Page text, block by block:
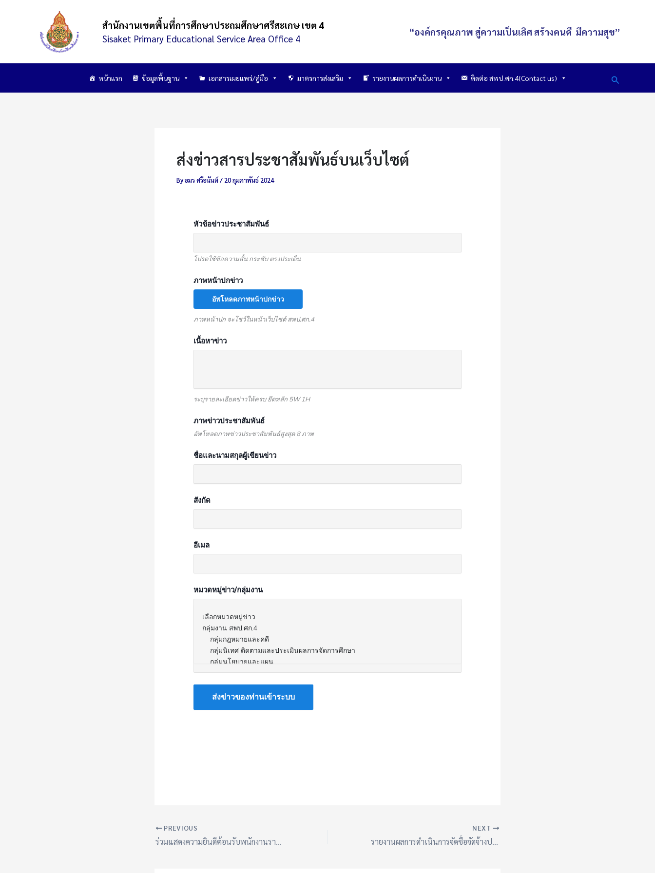
สำนักงานเขตพื้นที่การศึกษาประถมศึกษาศรีสะเกษ เขต 4
Sisaket Primary Educational Service Area Office 4
“องค์กรคุณภาพ สู่ความเป็นเลิศสร้างคนดี มีความสุข”
หน้าแรก ข้อมูลพื้นฐาน เอกสารเผยแพร่/คู่มือ มาตรการส่งเสริม รายงานผลการดำเนินงาน ติดต่อ สพป.ศก.4(Contact us) Search
ส่งข่าวสารประชาสัมพันธ์บนเว็บไซต์
Byอมร ศรีอนันต์/ 20 กุมภาพันธ์ 2024
หัวข้อข่าวประชาสัมพันธ์
โปรดใช้ข้อความสั้น กระชับ ตรงประเด็น
ภาพหน้าปกข่าว
อัพโหลดภาพหน้าปกข่าว
ภาพหน้าปก จะโชว์ในหน้าเว็บไซต์ สพป.ศก.4
เนื้อหาข่าว
ระบุรายละเอียดข่าวให้ครบ ยึดหลัก 5W 1H
ภาพข่าวประชาสัมพันธ์
อัพโหลดภาพข่าวประชาสัมพันธ์สูงสุด 8 ภาพ
ชื่อและนามสกุลผู้เขียนข่าว
สังกัด
อีเมล
หมวดหมู่ข่าว/กลุ่มงาน
PREVIOUS
ร่วมแสดงความยินดีต้อนรับพนักงานราชการ ตำแหน่ง พนักงานบันทึกข้อมูล ประจำกลุ่ม DLICT
NEXT
รายงานผลการดำเนินการจัดซื้อจัดจ้างประจำเดือนมกราคม 2567